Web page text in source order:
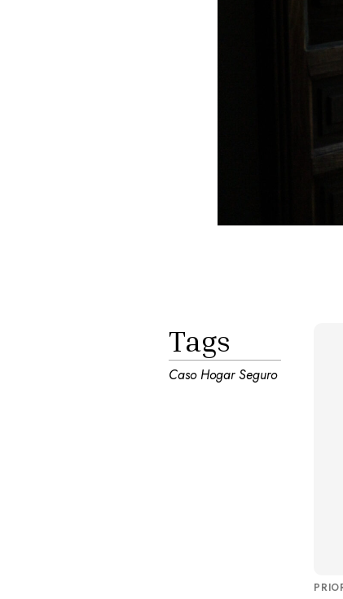
Tags
Caso Hogar Seguro